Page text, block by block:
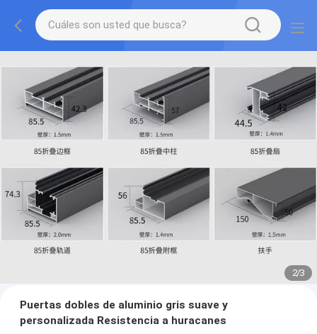
2/3
Puertas dobles de aluminio gris suave y
personalizada Resistencia a huracanes